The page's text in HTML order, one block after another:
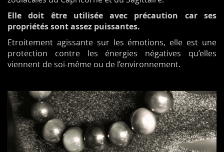
Elle doit être utilisée avec précaution car ses
propriétés sont assez puissantes.
Etroitement agissante sur les émotions, elle est une
protection contre les énergies négatives qu’elles
viennent de soi-même ou de l’environnement.